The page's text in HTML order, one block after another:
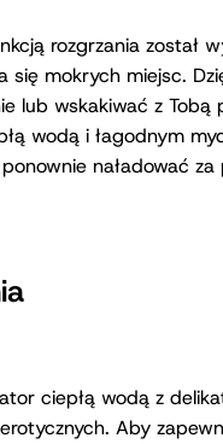
rozgrzania został
się mokrych miejsc.
lub wskakiwać z
wodą i łagodnym
naładować
ciepłą wodą z
Aby